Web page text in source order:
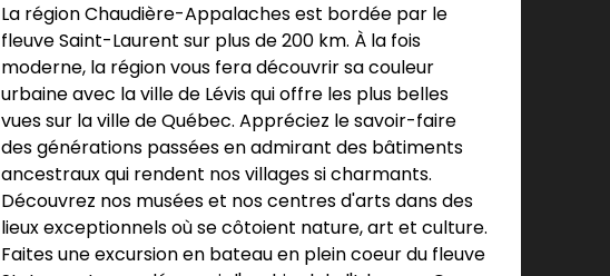
La région Chaudière-Appalaches est bordée par le
fleuve Saint-Laurent sur plus de 200 km. À la fois
moderne, la région vous fera découvrir sa couleur
urbaine avec la ville de Lévis qui offre les plus belles
vues sur la ville de Québec. Appréciez le savoir-faire
des générations passées en admirant des bâtiments
ancestraux qui rendent nos villages si charmants.
Découvrez nos musées et nos centres d'arts dans des
lieux exceptionnels où se côtoient nature, art et culture.
Faites une excursion en bateau en plein coeur du fleuve